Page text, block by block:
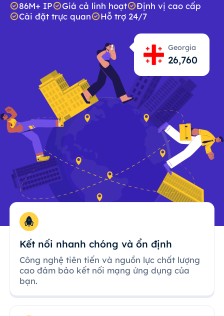
86M+ IP Giá cả linh hoạt
Định vị cao cấp
Cài đặt trực quan
Hỗ trợ 24/7
Georgia
26,761
Kết nối nhanh chóng và ổn định
Công nghệ tiên tiến và nguồn lực chất lượng
cao đảm bảo kết nối mạng ứng dụng của
bạn.